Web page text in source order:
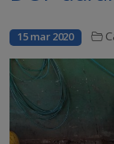
15 mar 2020